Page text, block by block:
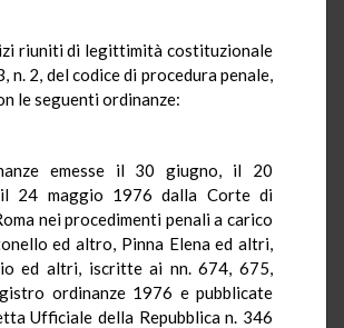
riuniti di legittimità costituzionale
n. 2, del codice di procedura penale,
le seguenti ordinanze:
emesse il 30 giugno, il 20
24 maggio 1976 dalla Corte di
nei procedimenti penali a carico
ed altro, Pinna Elena ed altri,
ed altri, iscritte ai nn. 674, 675,
ordinanze 1976 e pubblicate
Ufficiale della Repubblica n. 346